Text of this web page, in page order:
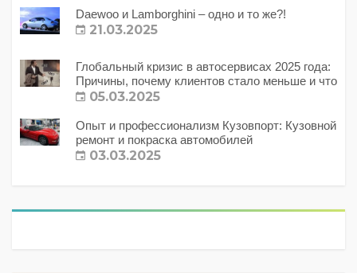
Daewoo и Lamborghini – одно и то же?!
21.03.2025
Глобальный кризис в автосервисах 2025 года:
Причины, почему клиентов стало меньше и что
с этим делать?
05.03.2025
Опыт и профессионализм Кузовпорт: Кузовной
ремонт и покраска автомобилей
03.03.2025